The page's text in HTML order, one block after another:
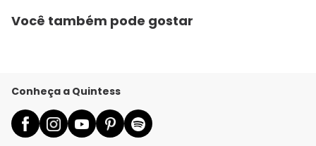
Você também pode gostar
Conheça a Quintess